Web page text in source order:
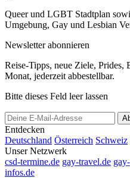
Queer und LGBT Stadtplan
Umgebung, Gay und Lesbian
Newsletter abonnieren
Reise-Tipps, neue Ziele, Prides,
Monat, jederzeit abbestellbar.
Bitte dieses Feld leer lassen
Entdecken
Deutschland Österreich Schweiz
Unser Netzwerk
csd-termine.de gay-travel.de
infos.de